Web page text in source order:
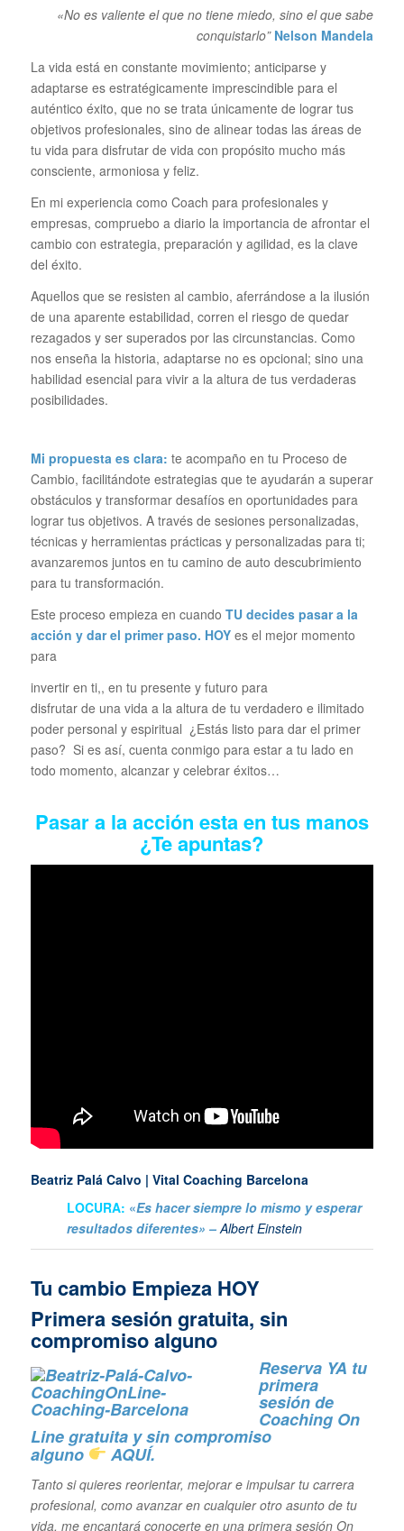
«No es valiente el que no tiene miedo, sino el que sabe
conquistarlo” Nelson Mandela
La vida está en constante movimiento; anticiparse y
adaptarse es estratégicamente imprescindible para el
auténtico éxito, que no se trata únicamente de lograr tus
objetivos profesionales, sino de alinear todas las áreas de
tu vida para disfrutar de vida con propósito mucho más
consciente, armoniosa y feliz.
En mi experiencia como Coach para profesionales y
empresas, compruebo a diario la importancia de afrontar el
cambio con estrategia, preparación y agilidad, es la clave
del éxito.
Aquellos que se resisten al cambio, aferrándose a la ilusión
de una aparente estabilidad, corren el riesgo de quedar
rezagados y ser superados por las circunstancias. Como
nos enseña la historia, adaptarse no es opcional; sino una
habilidad esencial para vivir a la altura de tus verdaderas
posibilidades.
Mi propuesta es clara: te acompaño en tu Proceso de
Cambio, facilitándote estrategias que te ayudarán a superar
obstáculos y transformar desafíos en oportunidades para
lograr tus objetivos. A través de sesiones personalizadas,
técnicas y herramientas prácticas y personalizadas para ti;
avanzaremos juntos en tu camino de auto descubrimiento
para tu transformación.
Este proceso empieza en cuando TU decides pasar a la
acción y dar el primer paso. HOY es el mejor momento
para
invertir en ti,, en tu presente y futuro para
disfrutar de una vida a la altura de tu verdadero e ilimitado
poder personal y espiritual ¿Estás listo para dar el primer
paso? Si es así, cuenta conmigo para estar a tu lado en
todo momento, alcanzar y celebrar éxitos…
Pasar a la acción esta en tus manos
¿Te apuntas?
Beatriz Palá Calvo | Vital Coaching Barcelona
LOCURA: «Es hacer siempre lo mismo y esperar
resultados diferentes» – Albert Einstein
Tu cambio Empieza HOY
Primera sesión gratuita, sin
compromiso alguno
Reserva YA tu
primera
sesión de
Coaching On
Line gratuita y sincompromiso
alguno AQUÍ.
Tanto si quieres reorientar, mejorar e impulsar tu carrera
profesional, como avanzar en cualquier otro asunto de tu
vida, me encantará conocerte en una primera sesión On